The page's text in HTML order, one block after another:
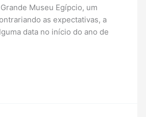
Museu Egípcio, um
as expectativas, a
data no início do ano de